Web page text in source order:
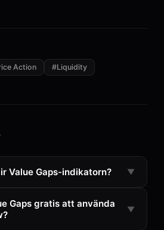
Action #Liquidity
Value Gaps-indikatorn? ▼
Gaps gratis att använda
▼